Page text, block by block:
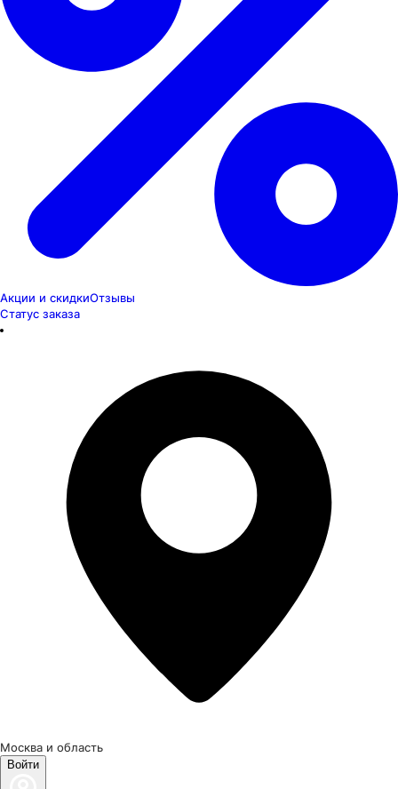
Акции и скидкиОтзывы
Статус заказа
Москва и область
Войти